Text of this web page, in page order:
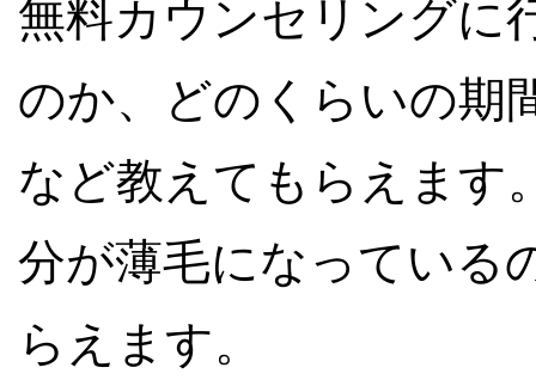
無料カウンセリングに
のか、どのくらいの期
など教えてもらえます
分が薄毛になっている
らえます。